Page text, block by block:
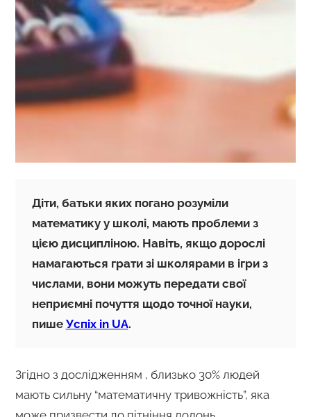
Діти, батьки яких погано розуміли
математику у школі, мають проблеми з
цією дисципліною. Навіть, якщо дорослі
намагаються грати зі школярами в ігри з
числами, вони можуть передати свої
неприємні почуття щодо точної науки,
пише Успіх in UA.
Згідно з дослідженням , близько 30% людей
мають сильну “математичну тривожність”, яка